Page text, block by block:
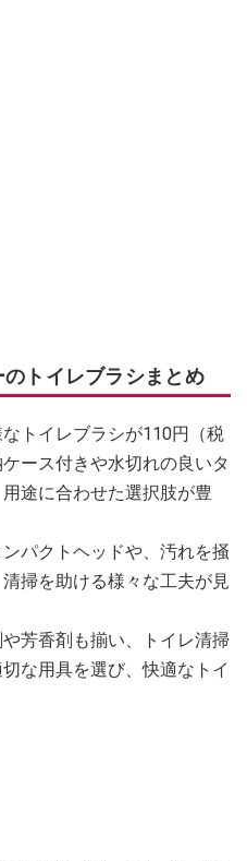
トイレブラシまとめ
トイレブラシが110円（税
ース付きや水切れの良いタ
途に合わせた選択肢が豊
パクトヘッドや、汚れを掻
掃を助ける様々な工夫が見
芳香剤も揃い、トイレ清掃
な用具を選び、快適なトイ